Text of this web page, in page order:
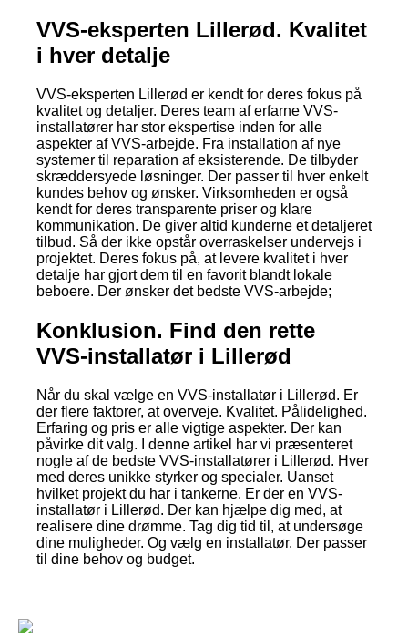
VVS-eksperten Lillerød. Kvalitet
i hver detalje
VVS-eksperten Lillerød er kendt for deres fokus på
kvalitet og detaljer. Deres team af erfarne VVS-
installatører har stor ekspertise inden for alle
aspekter af VVS-arbejde. Fra installation af nye
systemer til reparation af eksisterende. De tilbyder
skræddersyede løsninger. Der passer til hver enkelt
kundes behov og ønsker. Virksomheden er også
kendt for deres transparente priser og klare
kommunikation. De giver altid kunderne et detaljeret
tilbud. Så der ikke opstår overraskelser undervejs i
projektet. Deres fokus på, at levere kvalitet i hver
detalje har gjort dem til en favorit blandt lokale
beboere. Der ønsker det bedste VVS-arbejde;
Konklusion. Find den rette
VVS-installatør i Lillerød
Når du skal vælge en VVS-installatør i Lillerød. Er
der flere faktorer, at overveje. Kvalitet. Pålidelighed.
Erfaring og pris er alle vigtige aspekter. Der kan
påvirke dit valg. I denne artikel har vi præsenteret
nogle af de bedste VVS-installatører i Lillerød. Hver
med deres unikke styrker og specialer. Uanset
hvilket projekt du har i tankerne. Er der en VVS-
installatør i Lillerød. Der kan hjælpe dig med, at
realisere dine drømme. Tag dig tid til, at undersøge
dine muligheder. Og vælg en installatør. Der passer
til dine behov og budget.